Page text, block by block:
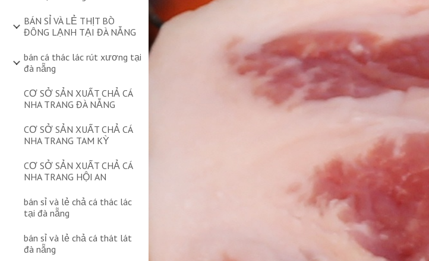
BÁN SỈ VÀ LẺ THỊT BÒ
ĐÔNG LẠNH TẠI ĐÀ NẴNG
bán cá thác lác rút xương tại
đà nẵng
CƠ SỞ SẢN XUẤT CHẢ CÁ
NHA TRANG ĐÀ NẴNG
CƠ SỞ SẢN XUẤT CHẢ CÁ
NHA TRANG TAM KỲ
CƠ SỞ SẢN XUẤT CHẢ CÁ
NHA TRANG HỘI AN
bán sỉ và lẻ chả cá thác lác
tại đà nẵng
bán sỉ và lẻ chả cá thát lát
đà nẵng